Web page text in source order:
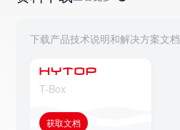
下载产品技术说明和解决方案文档
T-Box
获取文档